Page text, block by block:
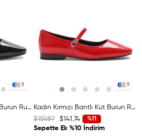
5
Kadın Siyah Bantlı Küt Burun Rugan Deri Babet
5
Kadın Kırmızı Bantlı Küt Burun Rugan Deri Babet
%11
$141.74
$159.87
Sepette Ek %10 İndirim